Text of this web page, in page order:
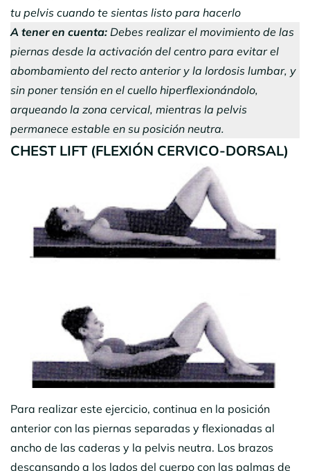
tu pelvis cuando te sientas listo para hacerlo
A tener en cuenta: Debes realizar el movimiento de las
piernas desde la activación del centro para evitar el
abombamiento del recto anterior y la lordosis lumbar, y
sin poner tensión en el cuello hiperflexionándolo,
arqueando la zona cervical, mientras la pelvis
permanece estable en su posición neutra.
CHEST LIFT (FLEXIÓN CERVICO-DORSAL)
Para realizar este ejercicio, continua en la posición
anterior con las piernas separadas y flexionadas al
ancho de las caderas y la pelvis neutra. Los brazos
descansando a los lados del cuerpo con las palmas de